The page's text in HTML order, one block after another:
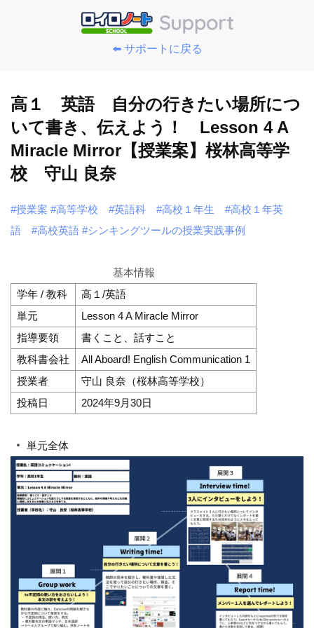
⬅️ サポートに戻る
高１ 英語 自分の行きたい場所につ
いて書き、伝えよう！ Lesson 4 A
Miracle Mirror【授業案】桜林高等学
校 守山 良奈
#授業案 #高等学校 #英語科 #高校１年生
#高校１年英
語
#高校英語 #シンキングツールの授業実践事例
基本情報
学年 / 教科
高１/英語
単元
Lesson 4 A Miracle Mirror
指導要領
書くこと、話すこと
教科書会社
All Aboard! English Communication 1
授業者
守山 良奈（桜林高等学校）
投稿日
2024年9月30日
単元全体